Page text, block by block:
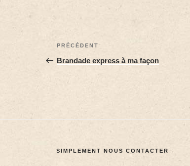
PRÉCÉDENT
Brandade express à ma façon
SIMPLEMENT NOUS CONTACTER